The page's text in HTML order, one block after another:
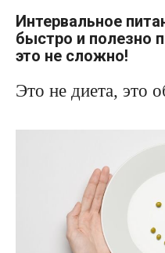
Интервальное
быстро и полезно
это не сложно!
Это не диета, это